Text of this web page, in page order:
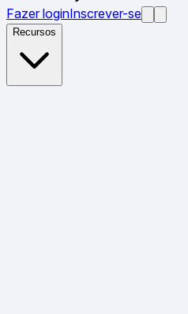
Fazer loginInscrever-se
Recursos